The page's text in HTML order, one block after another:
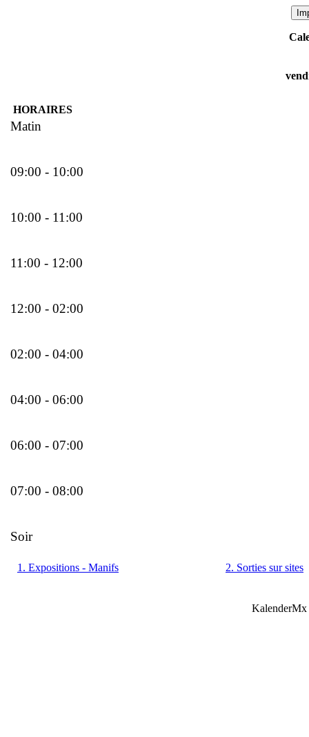
HORAIRES
Matin
09:00 - 10:00
10:00 - 11:00
11:00 - 12:00
12:00 - 02:00
02:00 - 04:00
04:00 - 06:00
06:00 - 07:00
07:00 - 08:00
Soir
1. Expositions - Manifs 2. Sorties sur sites
KalenderMx